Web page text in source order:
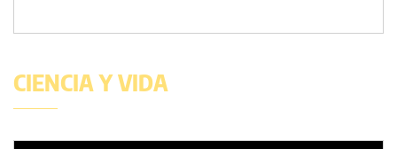
CIENCIA Y VIDA